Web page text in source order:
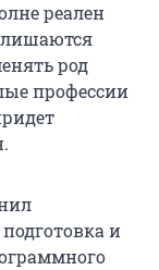
реален
род
профессии
и